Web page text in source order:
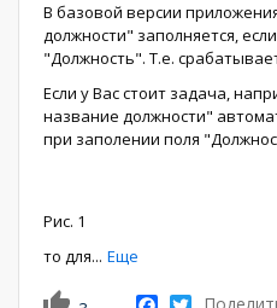
В базовой версии
должности" заполняется,
"Должность". Т.е.
Если у Вас стоит задача,
название должности"
при заполении поля
Рис. 1
то для... Еще